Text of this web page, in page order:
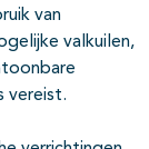
van
valkuilen,
vereist.